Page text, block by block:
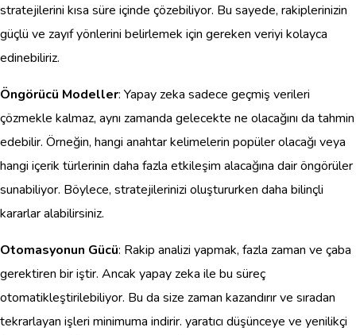
stratejilerini kısa süre içinde çözebiliyor. Bu sayede, rakiplerinizin
güçlü ve zayıf yönlerini belirlemek için gereken veriyi kolayca
edinebiliriz.
Öngörücü Modeller: Yapay zeka sadece geçmiş verileri
çözmekle kalmaz, aynı zamanda gelecekte ne olacağını da tahmin
edebilir. Örneğin, hangi anahtar kelimelerin popüler olacağı veya
hangi içerik türlerinin daha fazla etkileşim alacağına dair öngörüler
sunabiliyor. Böylece, stratejilerinizi oluştururken daha bilinçli
kararlar alabilirsiniz.
Otomasyonun Gücü: Rakip analizi yapmak, fazla zaman ve çaba
gerektiren bir iştir. Ancak yapay zeka ile bu süreç
otomatikleştirilebiliyor. Bu da size zaman kazandırır ve sıradan
tekrarlayan işleri minimuma indirir. yaratıcı düşünceye ve yenilikçi